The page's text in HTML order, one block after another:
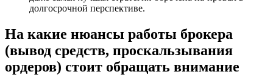
долгосрочной перспективе.
На какие нюансы работы брокера
(вывод средств, проскальзывания
ордеров) стоит обращать внимание